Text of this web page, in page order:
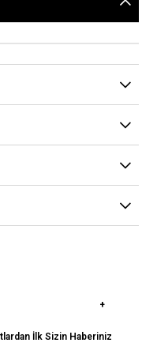
İlk Sizin Haberiniz